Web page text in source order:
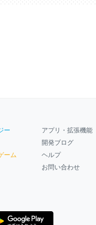
ー
ーム
アプリ・拡張機能
開発ブログ
ヘルプ
お問い合わせ